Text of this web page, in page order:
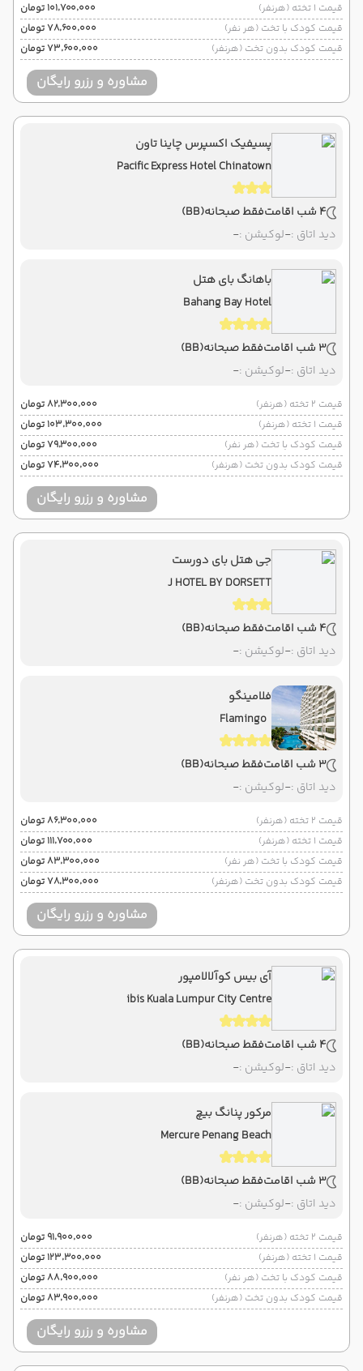
قیمت 1 تخته (هرنفر)
۱۰۱٬۷۰۰٬۰۰۰ تومان
قیمت کودک با تخت (هر نفر)
۷۸٬۶۰۰٬۰۰۰ تومان
قیمت کودک بدون تخت (هرنفر)
۷۳٬۶۰۰٬۰۰۰ تومان
مشاوره و رزرو رایگان
پسیفیک اکسپرس چاینا تاون
Pacific Express Hotel Chinatown
4 شب اقامت فقط صبحانه(BB)
دید اتاق :-لوکیشن :-
باهانگ بای هتل
Bahang Bay Hotel
3 شب اقامت فقط صبحانه(BB)
دید اتاق :-لوکیشن :-
قیمت 2 تخته (هرنفر)
۸۲٬۳۰۰٬۰۰۰ تومان
قیمت 1 تخته (هرنفر)
۱۰۳٬۳۰۰٬۰۰۰ تومان
قیمت کودک با تخت (هر نفر)
۷۹٬۳۰۰٬۰۰۰ تومان
قیمت کودک بدون تخت (هرنفر)
۷۴٬۳۰۰٬۰۰۰ تومان
مشاوره و رزرو رایگان
جی هتل بای دورست
J HOTEL BY DORSETT
4 شب اقامت فقط صبحانه(BB)
دید اتاق :-لوکیشن :-
فلامینگو
Flamingo
3 شب اقامت فقط صبحانه(BB)
دید اتاق :-لوکیشن :-
قیمت 2 تخته (هرنفر)
۸۶٬۳۰۰٬۰۰۰ تومان
قیمت 1 تخته (هرنفر)
۱۱۱٬۷۰۰٬۰۰۰ تومان
قیمت کودک با تخت (هر نفر)
۸۳٬۳۰۰٬۰۰۰ تومان
قیمت کودک بدون تخت (هرنفر)
۷۸٬۳۰۰٬۰۰۰ تومان
مشاوره و رزرو رایگان
آی بیس کوآلالامپور
ibis Kuala Lumpur City Centre
4 شب اقامت فقط صبحانه(BB)
دید اتاق :-لوکیشن :-
مرکور پنانگ بیچ
Mercure Penang Beach
3 شب اقامت فقط صبحانه(BB)
دید اتاق :-لوکیشن :-
قیمت 2 تخته (هرنفر)
۹۱٬۹۰۰٬۰۰۰ تومان
قیمت 1 تخته (هرنفر)
۱۲۳٬۳۰۰٬۰۰۰ تومان
قیمت کودک با تخت (هر نفر)
۸۸٬۹۰۰٬۰۰۰ تومان
قیمت کودک بدون تخت (هرنفر)
۸۳٬۹۰۰٬۰۰۰ تومان
مشاوره و رزرو رایگان